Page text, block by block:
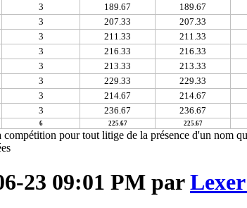
3 189.67 189.67
3 207.33 207.33
3 211.33 211.33
3 216.33 216.33
3 213.33 213.33
3 229.33 229.33
3 214.67 214.67
3 236.67 236.67
6 225.67 225.67
compétition pour tout litige de la présence d'un nom
23 09:01 PM par